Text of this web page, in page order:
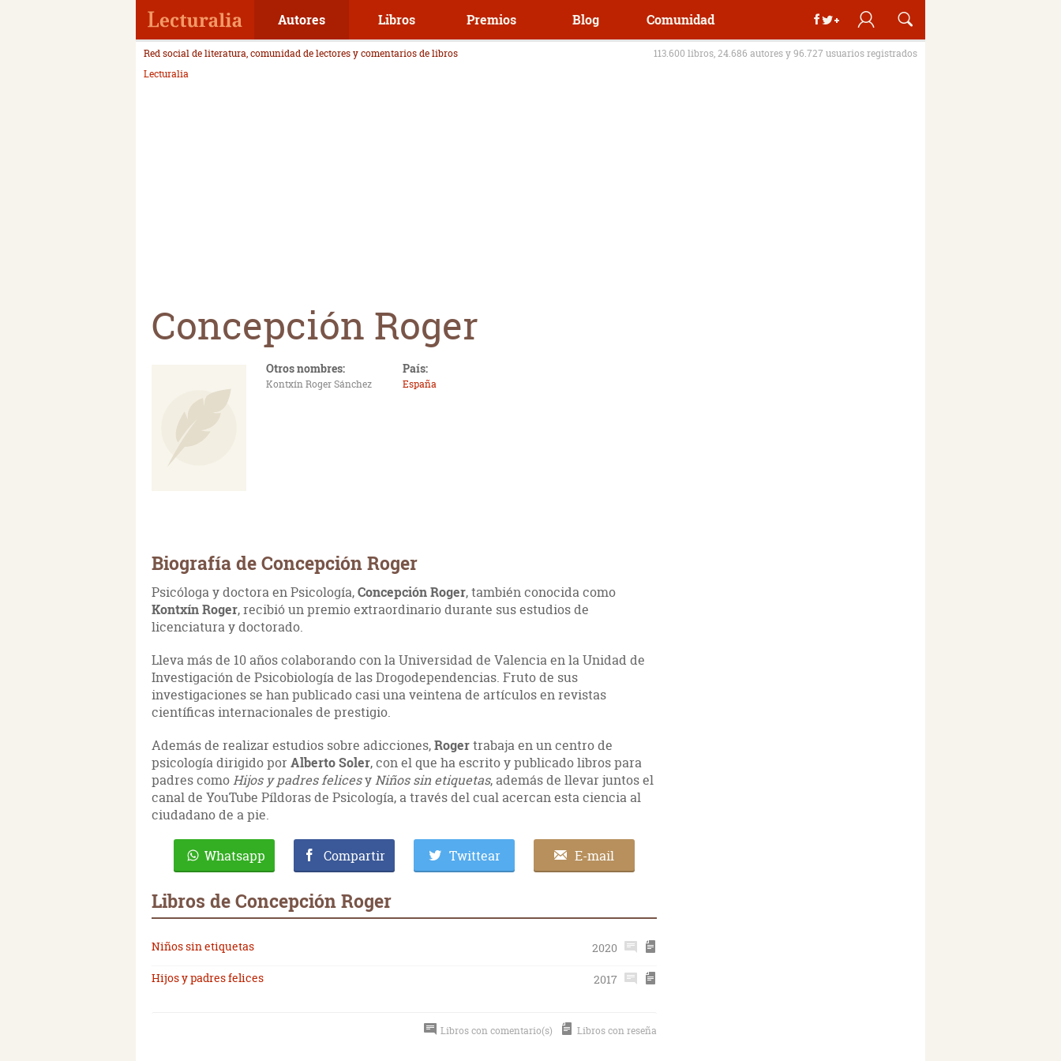
Autores Libros Premios Blog Comunidad
Red social de literatura, comunidad de lectores y comentarios de libros
113.600 libros, 24.686 autores y 96.727 usuarios registrados
Lecturalia
Concepción Roger
Otros nombres:
Kontxín Roger Sánchez
País:
España
Biografía de Concepción Roger
Psicóloga y doctora en Psicología,Concepción Roger, también conocida como
Kontxín Roger, recibió un premio extraordinario durante sus estudios de
licenciatura y doctorado.
Lleva más de 10 años colaborando con la Universidad de Valencia en la Unidad de
Investigación de Psicobiología de las Drogodependencias. Fruto de sus
investigaciones se han publicado casi una veintena de artículos en revistas
científicas internacionales de prestigio.
Además de realizar estudios sobre adicciones,Rogertrabaja en un centro de
psicología dirigido por Alberto Soler, con el que ha escrito y publicado libros para
padres comoHijos y padres felicesyNiños sin etiquetas, además de llevar juntos el
canal de YouTube Píldoras de Psicología, a través del cual acercan esta ciencia al
ciudadano de a pie.
Whatsapp Compartir Twittear E-mail
Libros de Concepción Roger
Niños sin etiquetas
2020
Hijos y padres felices
2017
Libros con comentario(s) Libros con reseña